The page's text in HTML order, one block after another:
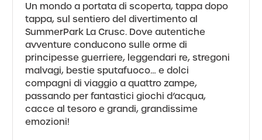
Un mondo a portata di scoperta, tappa dopo
tappa, sul sentiero del divertimento al
SummerPark La Crusc. Dove autentiche
avventure conducono sulle orme di
principesse guerriere, leggendari re, stregoni
malvagi, bestie sputafuoco… e dolci
compagni di viaggio a quattro zampe,
passando per fantastici giochi d’acqua,
cacce al tesoro e grandi, grandissime
emozioni!